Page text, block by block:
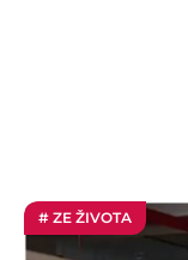
# ZE ŽIVOTA